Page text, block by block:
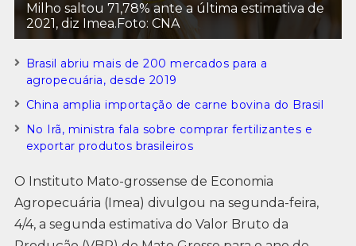
Milho saltou 71,78% ante a última estimativa de
2021, diz Imea.Foto: CNA
Brasil abriu mais de 200 mercados para a
agropecuária, desde 2019
China amplia importação de carne bovina do Brasil
No Irã, ministra fala sobre comprar fertilizantes e
exportar produtos brasileiros
O Instituto Mato-grossense de Economia
Agropecuária (Imea) divulgou na segunda-feira,
4/4, a segunda estimativa do Valor Bruto da